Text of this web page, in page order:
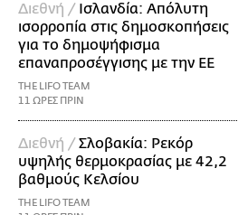
Διεθνή / Ισλανδία: Απόλυτη
ισορροπία στις δημοσκοπήσεις
για το δημοψήφισμα
επαναπροσέγγισης με την ΕΕ
THE LIFO TEAM
11 ΩΡΕΣ ΠΡΙΝ
Διεθνή /Σλοβακία: Ρεκόρ
υψηλής θερμοκρασίας με 42,2
βαθμούς Κελσίου
THE LIFO TEAM